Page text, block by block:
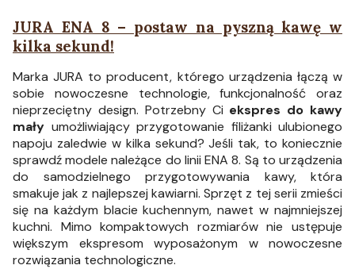
JURA ENA 8 – postaw na pyszną kawę w
kilka sekund!
Marka JURA to producent, którego urządzenia łączą w
sobie nowoczesne technologie, funkcjonalność oraz
nieprzeciętny design. Potrzebny Ci ekspres do kawy
mały umożliwiający przygotowanie filiżanki ulubionego
napoju zaledwie w kilka sekund? Jeśli tak, to koniecznie
sprawdź modele należące do linii ENA 8. Są to urządzenia
do samodzielnego przygotowywania kawy, która
smakuje jak z najlepszej kawiarni. Sprzęt z tej serii zmieści
się na każdym blacie kuchennym, nawet w najmniejszej
kuchni. Mimo kompaktowych rozmiarów nie ustępuje
większym ekspresom wyposażonym w nowoczesne
rozwiązania technologiczne.